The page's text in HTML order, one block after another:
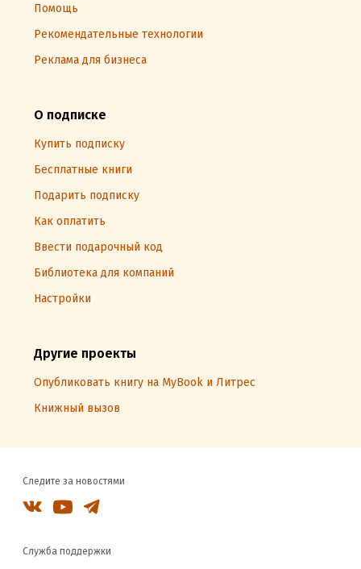
Помощь
Рекомендательные технологии
Реклама для бизнеса
О подписке
Купить подписку
Бесплатные книги
Подарить подписку
Как оплатить
Ввести подарочный код
Библиотека для компаний
Настройки
Другие проекты
Опубликовать книгу на MyBook и Литрес
Книжный вызов
Следите за новостями
Служба поддержки